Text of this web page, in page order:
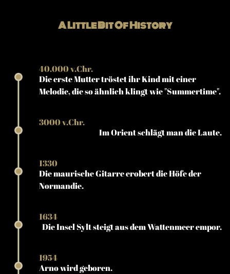
A Little Bit Of History
40.000 v.Chr.
Die erste Mutter tröstet ihr Kind mit einer
Melodie, die so ähnlich klingt wie "Summertime".
3000 v.Chr.
Im Orient schlägt man die Laute.
1330
Die maurische Gitarre erobert die Höfe der
Normandie.
1634
Die Insel Sylt steigt aus dem Wattenmeer empor.
1954
Arno wird geboren.